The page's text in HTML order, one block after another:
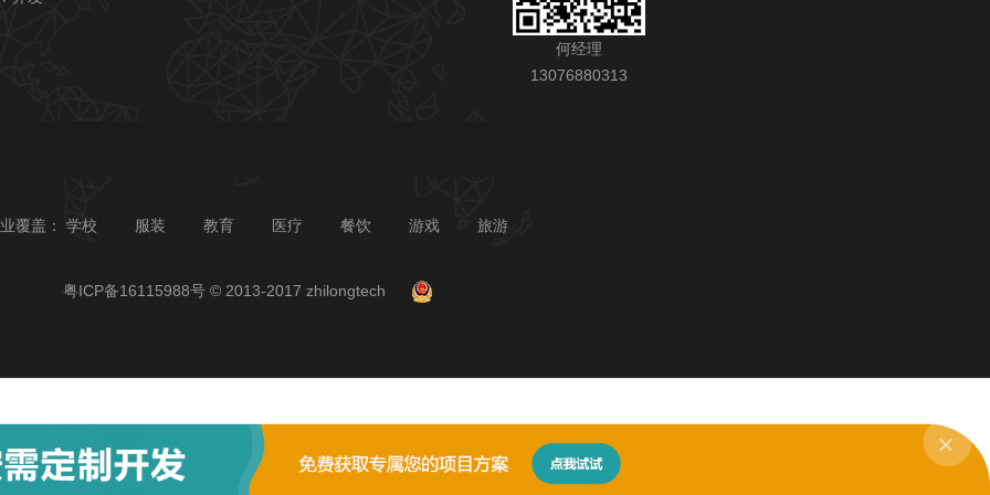
何经理
13076880313
覆盖： 学校 服装 教育 医疗 餐饮 游戏 旅游
粤ICP备16115988号 © 2013-2017 zhilongtech